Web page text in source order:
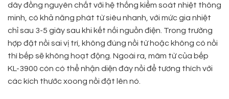
dây đồng nguyên chất với hệ thống kiểm soát nhiệt thông
minh, có khả năng phát từ siêu nhanh, với mức gia nhiệt
chỉ sau 3-5 giây sau khi kết nối nguồn điện. Trong trường
hợp đặt nồi sai vị trí, không đúng nồi từ hoặc không có nồi
thì bếp sẽ không hoạt động. Ngoài ra, mâm từ của bếp
KL-3900 còn có thể nhận diện đáy nồi để tương thích với
các kích thước xoong nồi đặt lên nó.